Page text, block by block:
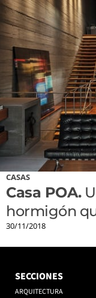
CASAS
Casa POA.
hormigón
30/11/2018
SECCIONES
ARQUITECTURA